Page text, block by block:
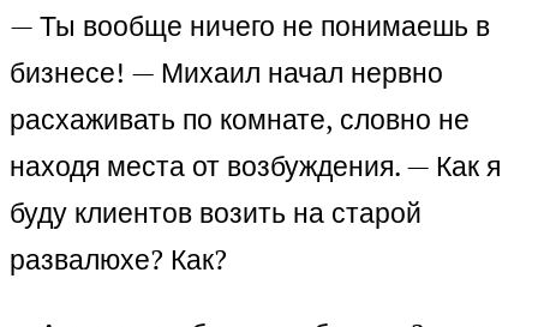
— Ты вообще ничего не понимаешь в
бизнесе! — Михаил начал нервно
расхаживать по комнате, словно не
находя места от возбуждения. — Как я
буду клиентов возить на старой
развалюхе? Как?